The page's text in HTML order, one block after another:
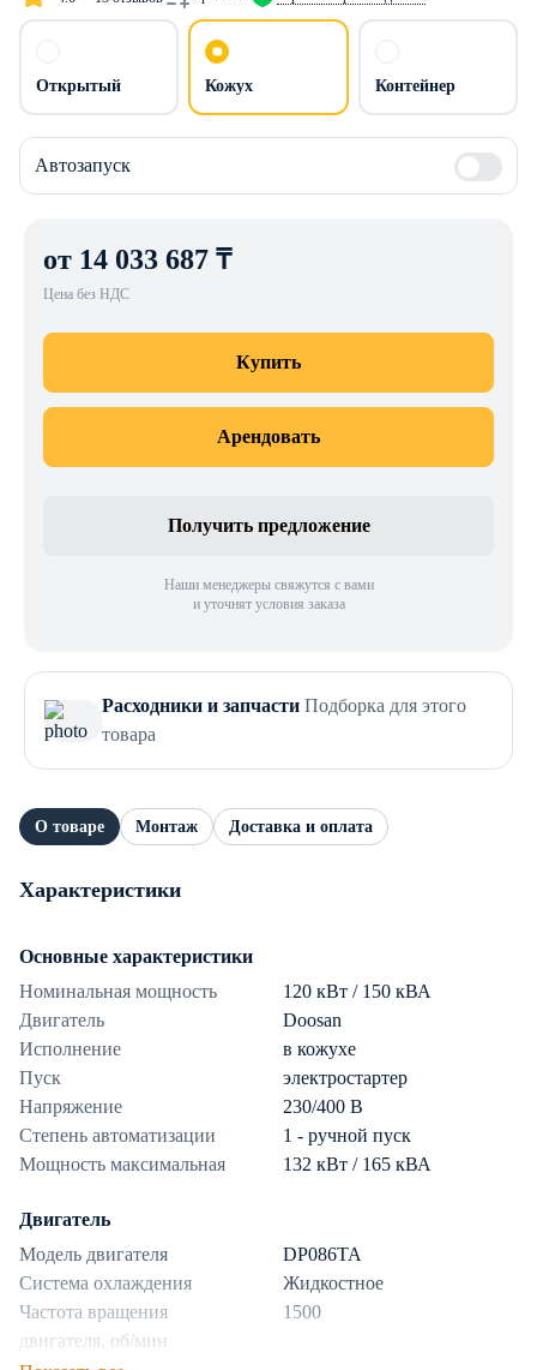
Открытый Кожух Контейнер
Автозапуск
от 14 033 687 ₸
Цена без НДС
Купить
Арендовать
Получить предложение
Наши менеджеры свяжутся с вами
и уточнят условия заказа
Расходники и запчасти Подборка для этого
товара
О товаре Монтаж Доставка и оплата
Характеристики
Основные характеристики
Номинальная мощность
120 кВт / 150 кВА
Двигатель
Doosan
Исполнение
в кожухе
Пуск
электростартер
Напряжение
230/400 В
Степень автоматизации
1 - ручной пуск
Мощность максимальная
132 кВт / 165 кВА
Двигатель
Модель двигателя
DP086TA
Система охлаждения
Жидкостное
Частота вращения
двигателя, об/мин
1500